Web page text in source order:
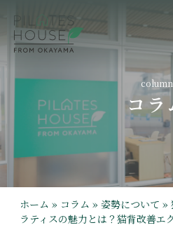
column
コラ
ホーム » コラム » 姿勢について »
ラティスの魅力とは？猫背改善エ